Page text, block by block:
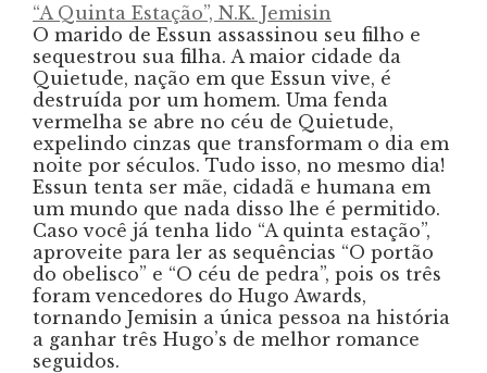
“A Quinta Estação”, N.K. Jemisin
O marido de Essun assassinou seu filho e
sequestrou sua filha. A maior cidade da
Quietude, nação em que Essun vive, é
destruída por um homem. Uma fenda
vermelha se abre no céu de Quietude,
expelindo cinzas que transformam o dia em
noite por séculos. Tudo isso, no mesmo dia!
Essun tenta ser mãe, cidadã e humana em
um mundo que nada disso lhe é permitido.
Caso você já tenha lido “A quinta estação”,
aproveite para ler as sequências “O portão
do obelisco” e “O céu de pedra”, pois os três
foram vencedores do Hugo Awards,
tornando Jemisin a única pessoa na história
a ganhar três Hugo’s de melhor romance
seguidos.